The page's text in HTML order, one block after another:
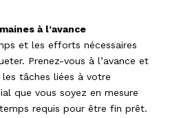
à l’avance
et les efforts nécessaires
Prenez-vous à l’avance et
tâches liées à votre
que vous soyez en mesure
requis pour être fin prêt.